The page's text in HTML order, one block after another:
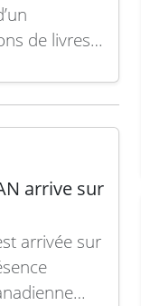
de livres
avec une
arrive sur
arrivée sur